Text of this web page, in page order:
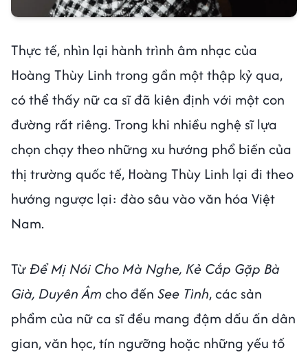
Thực tế, nhìn lại hành trình âm nhạc của
Hoàng Thùy Linh trong gần một thập kỷ qua,
có thể thấy nữ ca sĩ đã kiên định với một con
đường rất riêng. Trong khi nhiều nghệ sĩ lựa
chọn chạy theo những xu hướng phổ biến của
thị trường quốc tế, Hoàng Thùy Linh lại đi theo
hướng ngược lại: đào sâu vào văn hóa Việt
Nam.
Từ Để Mị Nói Cho Mà Nghe, Kẻ Cắp Gặp Bà
Già, Duyên Âm cho đến See Tình, các sản
phẩm của nữ ca sĩ đều mang đậm dấu ấn dân
gian, văn học, tín ngưỡng hoặc những yếu tố